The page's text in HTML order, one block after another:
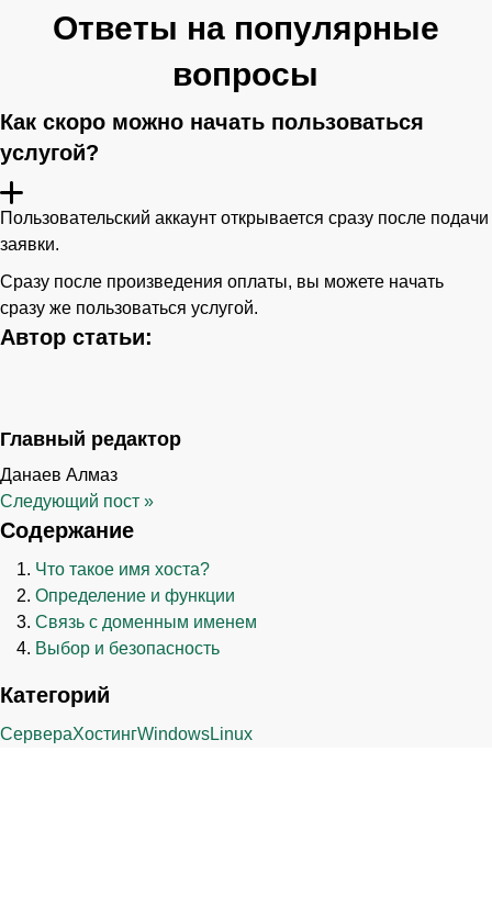
Ответы на популярные
вопросы
Как скоро можно начать пользоваться
услугой?
Пользовательский аккаунт открывается сразу после подачи
заявки.
Сразу после произведения оплаты, вы можете начать
сразу же пользоваться услугой.
Автор статьи:
Главный редактор
Данаев Алмаз
Следующий пост »
Содержание
Что такое имя хоста?
Определение и функции
Связь с доменным именем
Выбор и безопасность
Категорий
СервераХостингWindowsLinux